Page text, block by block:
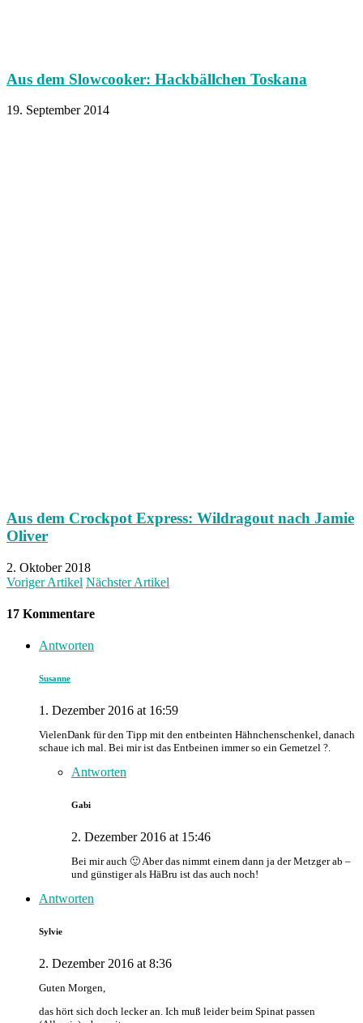
Aus dem Slowcooker: Hackbällchen Toskana
19. September 2014
Aus dem Crockpot Express: Wildragout nach Jamie
Oliver
2. Oktober 2018
Voriger Artikel Nächster Artikel
17 Kommentare
Antworten
Susanne
1. Dezember 2016 at 16:59
VielenDank für den Tipp mit den entbeinten Hähnchenschenkel, danach
schaue ich mal. Bei mir ist das Entbeinen immer so ein Gemetzel ?.
Antworten
Gabi
2. Dezember 2016 at 15:46
Bei mir auch 🙂 Aber das nimmt einem dann ja der Metzger ab –
und günstiger als HäBru ist das auch noch!
Antworten
Sylvie
2. Dezember 2016 at 8:36
Guten Morgen,
das hört sich doch lecker an. Ich muß leider beim Spinat passen